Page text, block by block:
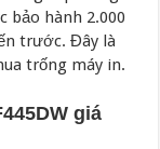
bảo hành 2.000
trước. Đây là
trống máy in.
giá